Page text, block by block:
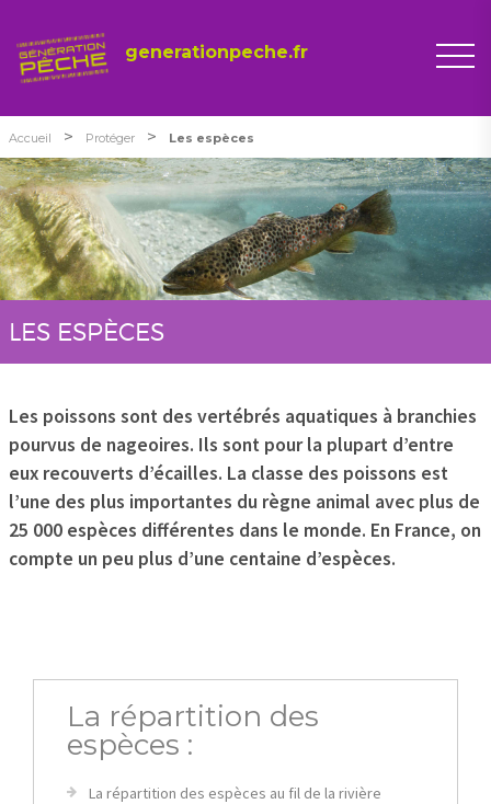
generationpeche.fr
Accueil > Protéger > Les espèces
LES ESPÈCES
Les poissons sont des vertébrés aquatiques à branchies
pourvus de nageoires. Ils sont pour la plupart d’entre
eux recouverts d’écailles. La classe des poissons est
l’une des plus importantes du règne animal avec plus de
25 000 espèces différentes dans le monde. En France, on
compte un peu plus d’une centaine d’espèces.
La répartition des
espèces :
La répartition des espèces au fil de la rivière